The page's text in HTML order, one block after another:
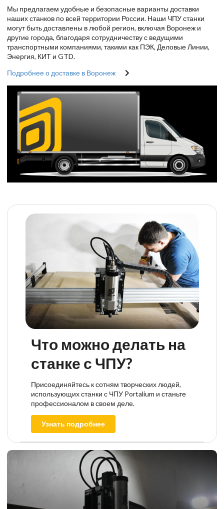
Мы предлагаем удобные и безопасные варианты доставки
наших станков по всей территории России. Наши ЧПУ станки
могут быть доставлены в любой регион, включая Воронеж и
другие города, благодаря сотрудничеству с ведущими
транспортными компаниями, такими как ПЭК, Деловые Линии,
Энергия, КИТ и GTD.
Подробнее о доставке в Воронеж
Что можно делать на
станке с ЧПУ?
Присоединяйтесь к сотням творческих людей,
использующих станки с ЧПУ Portalium и станьте
профессионалом в своем деле.
Узнать подробнее